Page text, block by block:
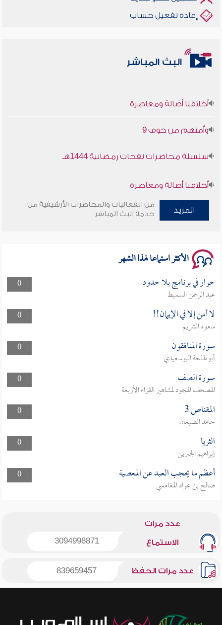
إعادة تفعيل حساب
البث المباشر
أخلاقنا أصالة ومعاصرة
وأمنهم من خوف 9
سلسلة محاضرات نفحات رمضانية 1444هـ
أخلاقنا أصالة ومعاصرة
وأمنهم من خوف 9
المزيد
من الفعاليات والمحاضرات الأرشيفية من
خدمة البث المباشر
الأكثر استماعا لهذا الشهر
0 حوار في برنامج بلا حدود
عبد الرحمن السميط
0
لا أمن إلا في الإيمان!!
سعود الشريم
0
سورة المنافقون
أبوطلحة البوسعيدي
0
سورة الصف
المصحف المجود لمشاهير القراء الأربعة
0
المقناص 3
حامد الضبعان
0
الثريا
إبراهيم الجبرين
0
أعظم ما يحجب العبد عن المعصية
صالح بن عواد المغامسي
عدد مرات
الاستماع 3094998871
عدد مرات الحفظ 839659457